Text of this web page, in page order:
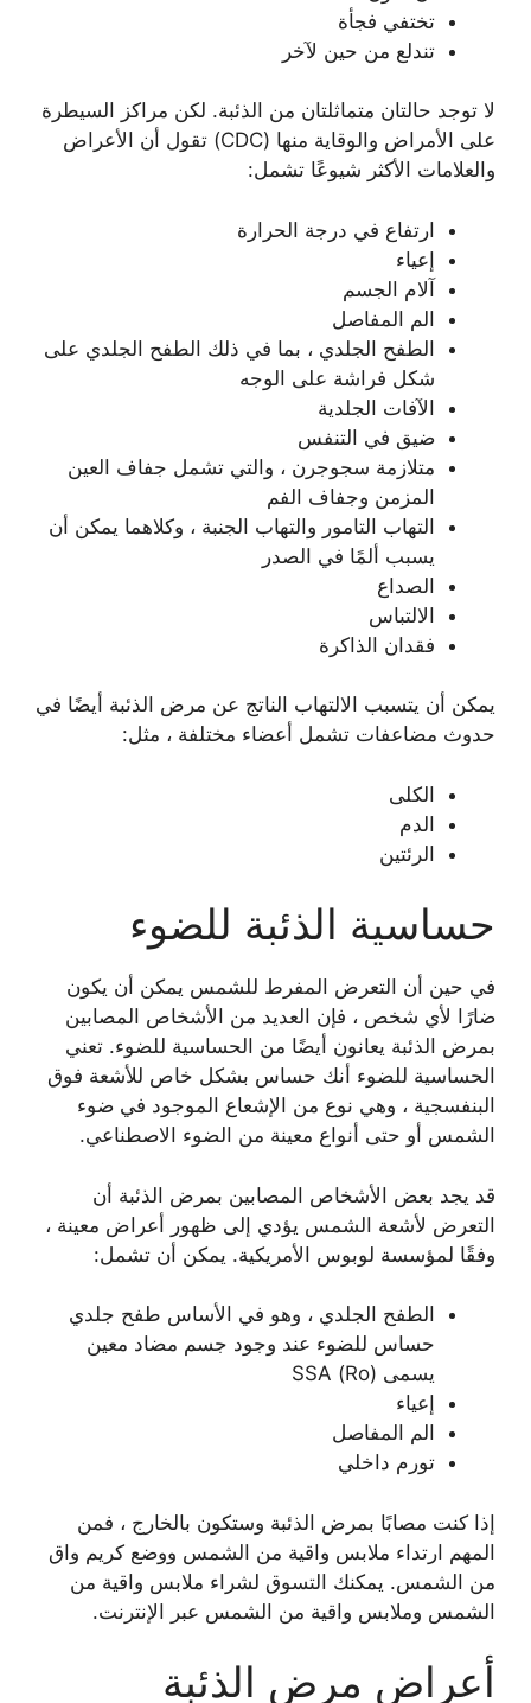
تختفي فجأة
تندلع من حين لآخر
لا توجد حالتان متماثلتان من الذئبة. لكن مراكز السيطرة
على الأمراض والوقاية منها (CDC) تقول أن الأعراض
والعلامات الأكثر شيوعًا تشمل:
ارتفاع في درجة الحرارة
إعياء
آلام الجسم
الم المفاصل
الطفح الجلدي ، بما في ذلك الطفح الجلدي على
شكل فراشة على الوجه
الآفات الجلدية
ضيق في التنفس
متلازمة سجوجرن ، والتي تشمل جفاف العين
المزمن وجفاف الفم
التهاب التامور والتهاب الجنبة ، وكلاهما يمكن أن
يسبب ألمًا في الصدر
الصداع
الالتباس
فقدان الذاكرة
يمكن أن يتسبب الالتهاب الناتج عن مرض الذئبة أيضًا في
حدوث مضاعفات تشمل أعضاء مختلفة ، مثل:
الكلى
الدم
الرئتين
حساسية الذئبة للضوء
في حين أن التعرض المفرط للشمس يمكن أن يكون
ضارًا لأي شخص ، فإن العديد من الأشخاص المصابين
بمرض الذئبة يعانون أيضًا من الحساسية للضوء. تعني
الحساسية للضوء أنك حساس بشكل خاص للأشعة فوق
البنفسجية ، وهي نوع من الإشعاع الموجود في ضوء
الشمس أو حتى أنواع معينة من الضوء الاصطناعي.
قد يجد بعض الأشخاص المصابين بمرض الذئبة أن
التعرض لأشعة الشمس يؤدي إلى ظهور أعراض معينة ،
وفقًا لمؤسسة لوبوس الأمريكية. يمكن أن تشمل:
الطفح الجلدي ، وهو في الأساس طفح جلدي
حساس للضوء عند وجود جسم مضاد معين
يسمى SSA (Ro)
إعياء
الم المفاصل
تورم داخلي
إذا كنت مصابًا بمرض الذئبة وستكون بالخارج ، فمن
المهم ارتداء ملابس واقية من الشمس ووضع كريم واق
من الشمس. يمكنك التسوق لشراء ملابس واقية من
الشمس وملابس واقية من الشمس عبر الإنترنت.
أعراض مرض الذئبة